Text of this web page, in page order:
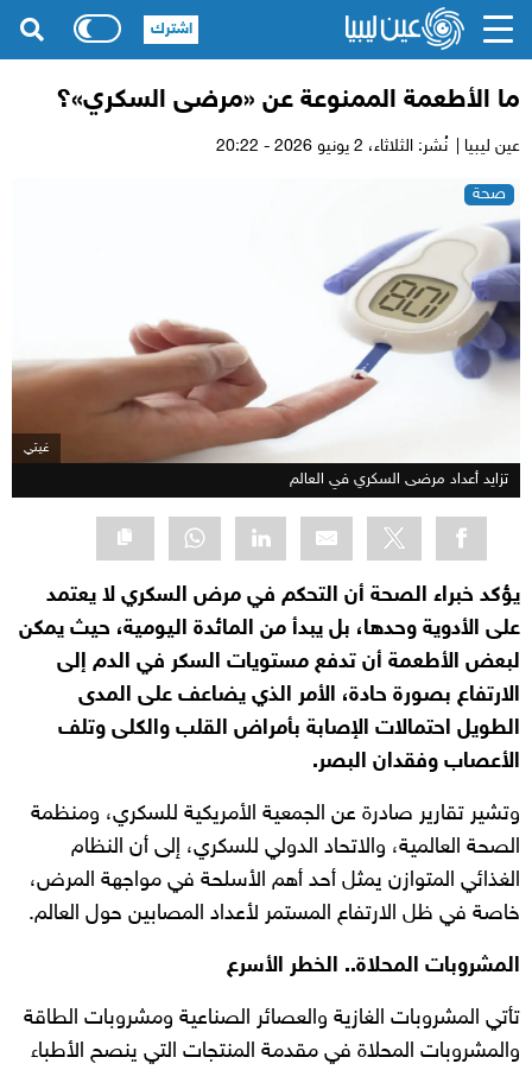
ما الأطعمة الممنوعة عن «مرضى السكري»؟
عين ليبيا | نُشر: الثلاثاء،
صحة
غيتي
تزايد أعداد مرضى السكري في العالم
يؤكد خبراء الصحة أن التحكم في مرض السكري لا يعتمد
على الأدوية وحدها، بل يبدأ من المائدة اليومية، حيث يمكن
لبعض الأطعمة أن تدفع مستويات السكر في الدم إلى
الارتفاع بصورة حادة، الأمر الذي يضاعف على المدى
الطويل احتمالات الإصابة بأمراض القلب والكلى وتلف
الأعصاب وفقدان البصر.
وتشير تقارير صادرة عن الجمعية الأمريكية للسكري، ومنظمة
الصحة العالمية، والاتحاد الدولي للسكري، إلى أن النظام
الغذائي المتوازن يمثل أحد أهم الأسلحة في مواجهة المرض،
خاصة في ظل الارتفاع المستمر لأعداد المصابين حول العالم.
المشروبات المحلاة.. الخطر الأسرع
تأتي المشروبات الغازية والعصائر الصناعية ومشروبات الطاقة
والمشروبات المحلاة في مقدمة المنتجات التي ينصح الأطباء
اشترك